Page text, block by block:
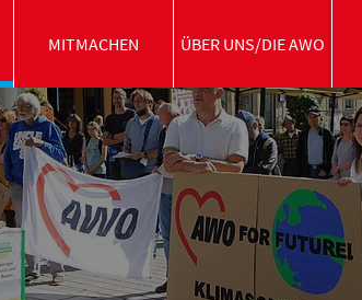
MITMACHEN ÜBER UNS/DIE AWO